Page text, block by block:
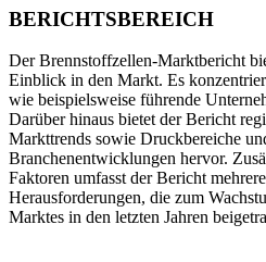
BERICHTSBEREICH
Der Brennstoffzellen-Marktbericht
Einblick in den Markt. Es
wie beispielsweise führende
Darüber hinaus bietet der Bericht
Markttrends sowie Druckbereiche
Branchenentwicklungen hervor.
Faktoren umfasst der Bericht
Herausforderungen, die zum
Marktes in den letzten Jahren